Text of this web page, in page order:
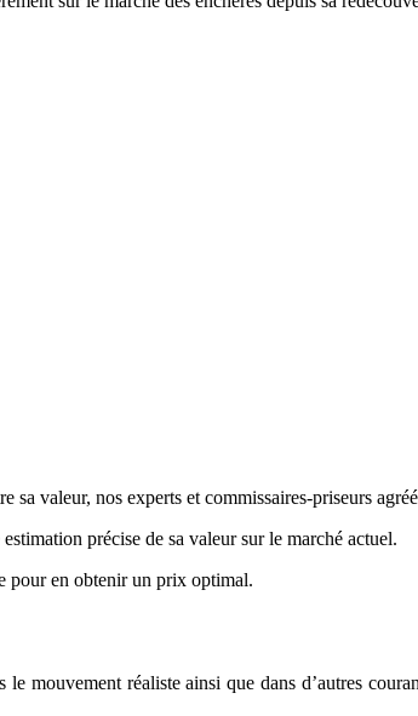
valeur, nos experts et commissaires-priseurs
précise de sa valeur sur le marché actuel.
pour en obtenir un prix optimal.
mouvement réaliste ainsi que dans d’autres